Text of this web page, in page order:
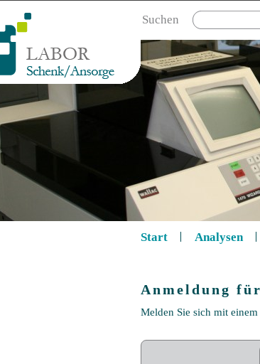
Suchen
Start Analysen
Anmeldung
Melden Sie sich mit